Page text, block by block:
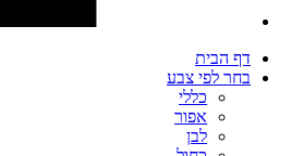
דף הבית
בחר לפי צבע
כללי
אפור
לבן